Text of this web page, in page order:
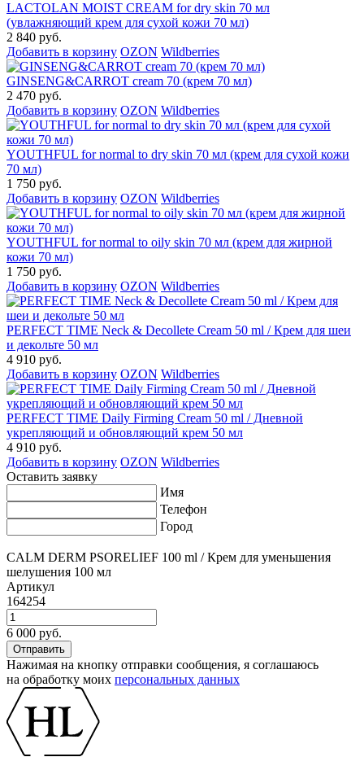
LACTOLAN MOIST CREAM for dry skin 70 мл
(увлажняющий крем для сухой кожи 70 мл)
2 840 руб.
Добавить в корзину OZON Wildberries
GINSENG&CARROT cream 70 (крем 70 мл)
2 470 руб.
Добавить в корзину OZON Wildberries
YOUTHFUL for normal to dry skin 70 мл (крем для сухой кожи
70 мл)
1 750 руб.
Добавить в корзину OZON Wildberries
YOUTHFUL for normal to oily skin 70 мл (крем для жирной
кожи 70 мл)
1 750 руб.
Добавить в корзину OZON Wildberries
PERFECT TIME Neck & Decollete Cream 50 ml / Крем для шеи
и декольте 50 мл
4 910 руб.
Добавить в корзину OZON Wildberries
PERFECT TIME Daily Firming Cream 50 ml / Дневной
укрепляющий и обновляющий крем 50 мл
4 910 руб.
Добавить в корзину OZON Wildberries
Оставить заявку
Имя
Телефон
Город
CALM DERM PSORELIEF 100 ml / Крем для уменьшения
шелушения 100 мл
Артикул
164254
6 000 руб.
Нажимая на кнопку отправки сообщения, я соглашаюсь
на обработку моих персональных данных